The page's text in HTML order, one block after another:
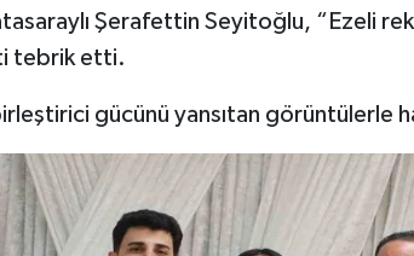
Şerafettin Seyitoğlu, “Ezeli
tebrik etti.
gücünü yansıtan görüntülerle